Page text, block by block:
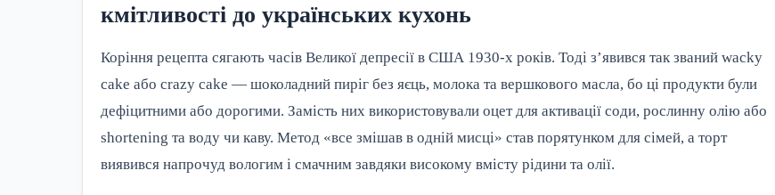
кмітливості до українських кухонь
Коріння рецепта сягають часів Великої депресії в США 1930-х років. Тоді з’явився так званий wacky
cake або crazy cake — шоколадний пиріг без яєць, молока та вершкового масла, бо ці продукти були
дефіцитними або дорогими. Замість них використовували оцет для активації соди, рослинну олію або
shortening та воду чи каву. Метод «все змішав в одній мисці» став порятунком для сімей, а торт
виявився напрочуд вологим і смачним завдяки високому вмісту рідини та олії.